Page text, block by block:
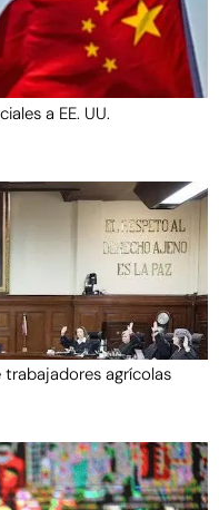
a EE. UU.
trabajadores agrícolas